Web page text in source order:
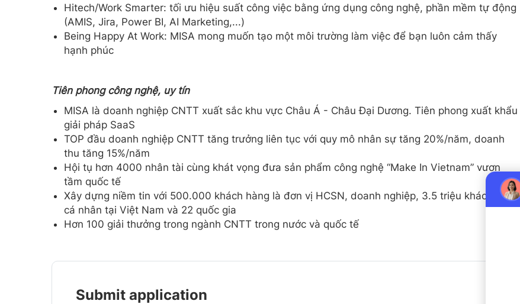
Hitech/Work Smarter: tối ưu hiệu suất công việc bằng ứng dụng công nghệ, phần mềm tự động
(AMIS, Jira, Power BI, AI Marketing,...)
Being Happy At Work: MISA mong muốn tạo một môi trường làm việc để bạn luôn cảm thấy
hạnh phúc
Tiên phong công nghệ, uy tín
MISA là doanh nghiệp CNTT xuất sắc khu vực Châu Á - Châu Đại Dương. Tiên phong xuất khẩu
giải pháp SaaS
TOP đầu doanh nghiệp CNTT tăng trưởng liên tục với quy mô nhân sự tăng 20%/năm, doanh
thu tăng 15%/năm
Hội tụ hơn 4000 nhân tài cùng khát vọng đưa sản phẩm công nghệ “Make In Vietnam” vươn
tầm quốc tế
Xây dựng niềm tin với 500.000 khách hàng là đơn vị HCSN, doanh nghiệp, 3.5 triệu khách hàng
cá nhân tại Việt Nam và 22 quốc gia
Hơn 100 giải thưởng trong ngành CNTT trong nước và quốc tế
Submit application